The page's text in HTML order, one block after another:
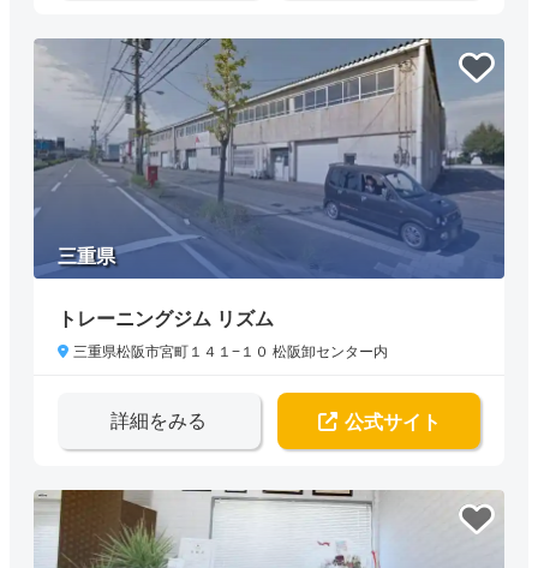
三重県
トレーニングジム リズム
三重県松阪市宮町１４１−１０ 松阪卸センター内
詳細をみる 公式サイト